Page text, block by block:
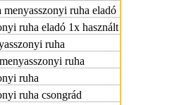
ruha eladó
ruha eladó 1x használt
ruha
ruha
ruha
ruha csongrád